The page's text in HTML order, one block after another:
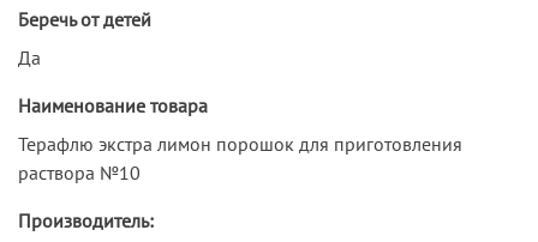
Беречь от детей
Да
Наименование товара
Терафлю экстра лимон порошок для приготовления
раствора №10
Производитель: